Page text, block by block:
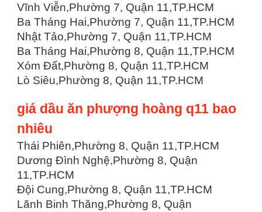
Vĩnh Viễn,Phường 7, Quận 11,TP.HCM
Ba Tháng Hai,Phường 7, Quận 11,TP.HCM
Nhật Tảo,Phường 7, Quận 11,TP.HCM
Ba Tháng Hai,Phường 8, Quận 11,TP.HCM
Xóm Đất,Phường 8, Quận 11,TP.HCM
Lò Siêu,Phường 8, Quận 11,TP.HCM
giá dầu ăn phượng hoàng q11 bao
nhiêu
Thái Phiên,Phường 8, Quận 11,TP.HCM
Dương Đình Nghệ,Phường 8, Quận
11,TP.HCM
Đội Cung,Phường 8, Quận 11,TP.HCM
Lãnh Binh Thăng,Phường 8, Quận